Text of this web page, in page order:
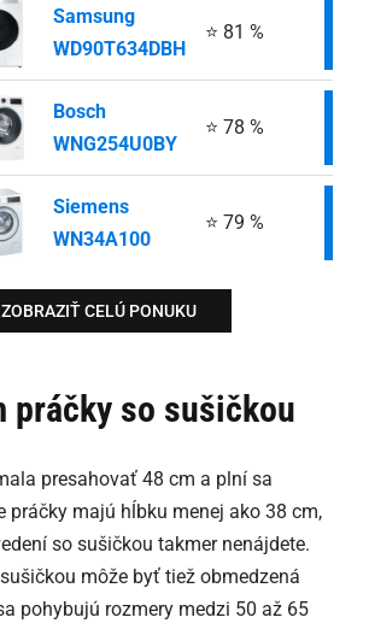
Samsung
WD90T634DBH
⭐ 81 %
Bosch
WNG254U0BY
⭐ 78 %
Siemens
WN34A100
⭐ 79 %
ZOBRAZIŤ CELÚ PONUKU
práčky so sušičkou
presahovať 48 cm a plní sa
práčky majú hĺbku menej ako 38 cm,
so sušičkou takmer nenájdete.
môže byť tiež obmedzená
pohybujú rozmery medzi 50 až 65